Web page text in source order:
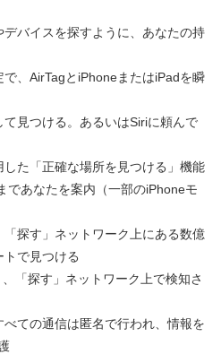
バイスを探すように、あなたの持
、AirTagとiPhoneまたはiPadを瞬
見つける。あるいはSiriに頼んで
た「正確な場所を見つける」機能
であなたを案内（一部のiPhoneモ
探す」ネットワーク上にある数億
で見つける
「探す」ネットワーク上で検知さ
ての通信は匿名で行われ、情報を